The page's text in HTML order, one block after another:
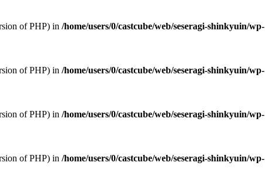
of PHP) in /home/users/0/castcube/web/seseragi-shinkyuin/wp-
of PHP) in /home/users/0/castcube/web/seseragi-shinkyuin/wp-
of PHP) in /home/users/0/castcube/web/seseragi-shinkyuin/wp-
of PHP) in /home/users/0/castcube/web/seseragi-shinkyuin/wp-